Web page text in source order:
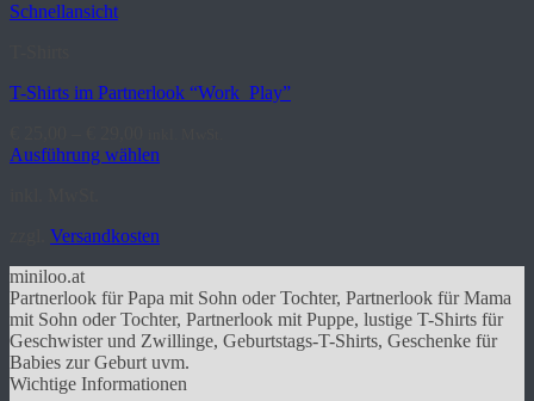
Die
auf
der
gewählt
werden
Schnellansicht
T-Shirts im Partnerlook “Work_Play”
Ausführung wählen
mehrere
auf.
Die
Optionen
können
auf
der
Versandkosten
miniloo.at
Partnerlook für Papa mit Sohn oder Tochter, Partnerlook für Mama
mit Sohn oder Tochter, Partnerlook mit Puppe, lustige T-Shirts für
Geschwister und Zwillinge, Geburtstags-T-Shirts, Geschenke für
Babies zur Geburt uvm.
Wichtige Informationen